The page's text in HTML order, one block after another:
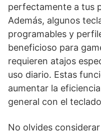
perfectamente a tus
Además, algunos
programables y
beneficioso para
requieren atajos
uso diario. Estas
aumentar la
general con el
No olvides considerar